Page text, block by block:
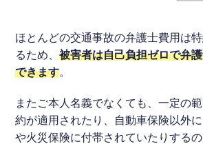
ほとんどの交通事故の弁護士費用は
るため、被害者は自己負担ゼロで弁
できます。
またご本人名義でなくても、一定の
約が適用されたり、自動車保険以外
や火災保険に付帯されていたりする